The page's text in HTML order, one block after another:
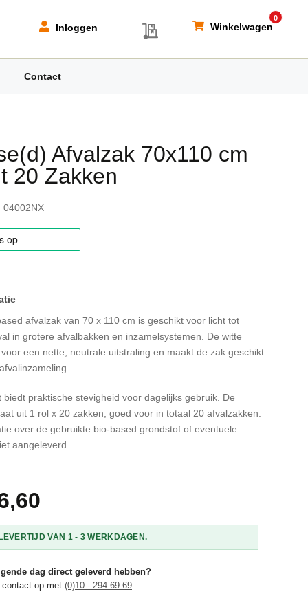
Winkelwagen
0
My Quote
Inloggen
Contact
Afvalzak 70x110 cm
20 Zakken
04002NX
afvalzak van 70 x 110 cm is geschikt voor licht tot
in grotere afvalbakken en inzamelsystemen. De witte
een nette, neutrale uitstraling en maakt de zak geschikt
biedt praktische stevigheid voor dagelijks gebruik. De
uit 1 rol x 20 zakken, goed voor in totaal 20 afvalzakken.
over de gebruikte bio-based grondstof of eventuele
aangeleverd.
VAN 1 - 3 WERKDAGEN.
dag direct geleverd hebben?
contact op met (0)10 - 294 69 69